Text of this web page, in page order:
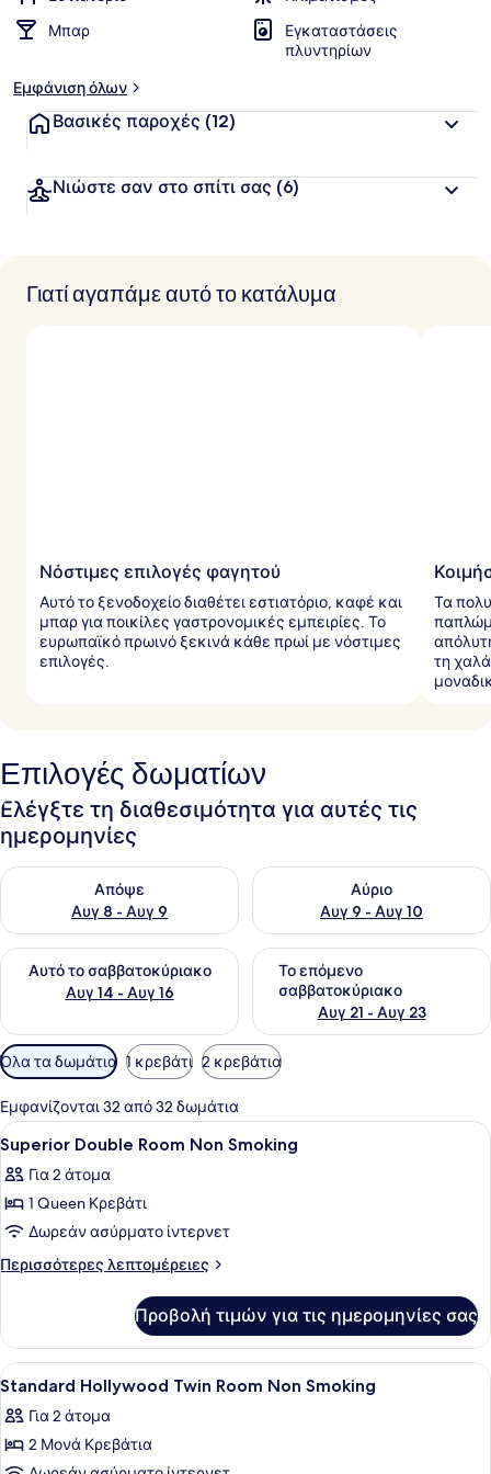
Μπαρ
Εγκαταστάσεις
πλυντηρίων
Εμφάνιση όλων
Βασικές παροχές (12)
Νιώστε σαν στο σπίτι σας (6)
Γιατί αγαπάμε αυτό το κατάλυμα
Νόστιμες επιλογές φαγητού
Αυτό το ξενοδοχείο διαθέτει εστιατόριο, καφέ και
μπαρ για ποικίλες γαστρονομικές εμπειρίες. Το
ευρωπαϊκό πρωινό ξεκινά κάθε πρωί με νόστιμες
επιλογές.
Τα
τη
Επιλογές δωματίων
Ελέγξτε τη διαθεσιμότητα για αυτές τις
ημερομηνίες
Απόψε
Αυγ 8 - Αυγ 9
Έλεγχος διαθεσιμότητας για απόψε Αυγ 8 - Αυγ 9
Αύριο
Αυγ 9 - Αυγ 10
Έλεγχος διαθεσιμότητας
Αυτό το σαββατοκύριακο
Αυγ 14 - Αυγ 16
Έλεγχος διαθεσιμότητας για αυτό το σαββατοκύριακο Αυγ
Το επόμενο
σαββατοκύριακο
Αυγ 21 - Αυγ 23
Έλεγχος διαθεσιμότητας
Διαθέσιμα
φίλτρα
για
τα
δωμάτια
Όλα τα δωμάτια 1 κρεβάτι 2 κρεβάτια
Εμφανίζονται 32 από 32 δωμάτια
Προβολή
όλων
των
φωτογραφιών
για
Superior
Non
Smoking
Κλινοσκεπάσματα υψηλής
3
Superior Double Room Non Smoking
Για 2 άτομα
1 Queen Κρεβάτι
Δωρεάν ασύρματο ίντερνετ
Περισσότερες λεπτομέρειες
Περισσότερες
Double
Room
Non
Προβολή τιμών για τις ημερομηνίες σας
Προβολή
όλων
των
φωτογραφιών
Ένα δωμάτιο ξενοδοχείου με δύο
3
Standard Hollywood Twin Room Non Smoking
Για 2 άτομα
2 Μονά Κρεβάτια